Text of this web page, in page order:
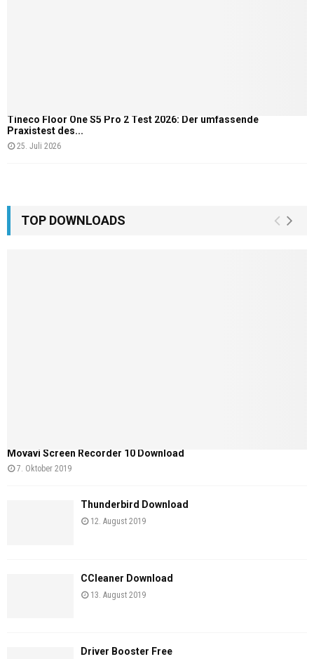
Tineco Floor One S5 Pro 2 Test 2026: Der umfassende
Praxistest des...
25. Juli 2026
TOP DOWNLOADS
Movavi Screen Recorder 10 Download
7. Oktober 2019
Thunderbird Download
12. August 2019
CCleaner Download
13. August 2019
Driver Booster Free